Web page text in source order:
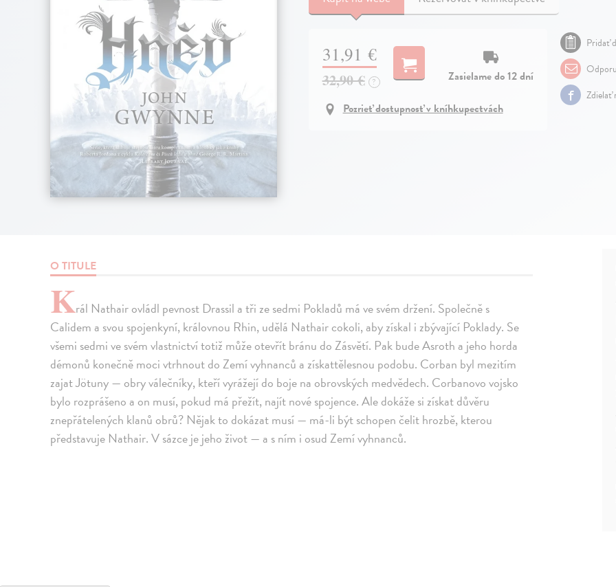
31,91 €
32,90 € ?
Zasielame do 12 dní
Pozrieť dostupnosť v kníhkupectvách
Pridať
Zdielať
O TITULE
Král Nathair ovládl pevnost Drassil a tři ze sedmi Pokladů má ve svém držení. Společně s
Calidem a svou spojenkyní, královnou Rhin, udělá Nathair cokoli, aby získal i zbývající Poklady. Se
všemi sedmi ve svém vlastnictví totiž může otevřít bránu do Zásvětí. Pak bude Asroth a jeho horda
démonů konečně moci vtrhnout do Zemí vyhnanců a získattělesnou podobu. Corban byl mezitím
zajat Jötuny — obry válečníky, kteří vyrážejí do boje na obrovských medvědech. Corbanovo vojsko
bylo rozprášeno a on musí, pokud má přežít, najít nové spojence. Ale dokáže si získat důvěru
znepřátelených klanů obrů? Nějak to dokázat musí — má-li být schopen čelit hrozbě, kterou
představuje Nathair. V sázce je jeho život — a s ním i osud Zemí vyhnanců.